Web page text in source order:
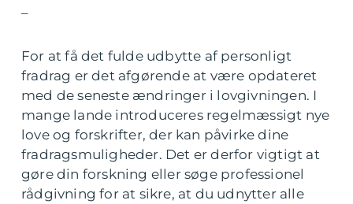
–
For at få det fulde udbytte af personligt
fradrag er det afgørende at være opdateret
med de seneste ændringer i lovgivningen. I
mange lande introduceres regelmæssigt nye
love og forskrifter, der kan påvirke dine
fradragsmuligheder. Det er derfor vigtigt at
gøre din forskning eller søge professionel
rådgivning for at sikre, at du udnytter alle